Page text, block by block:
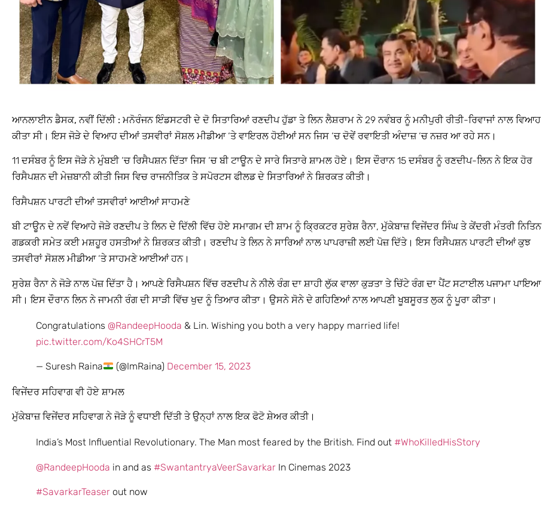
ਆਨਲਾਈਨ ਡੈਸਕ, ਨਵੀਂ ਦਿੱਲੀ : ਮਨੋਰੰਜਨ ਇੰਡਸਟਰੀ ਦੇ ਦੋ ਸਿਤਾਰਿਆਂ ਰਣਦੀਪ ਹੁੱਡਾ ਤੇ ਲਿਨ ਲੈਸ਼ਰਾਮ ਨੇ 29 ਨਵੰਬਰ ਨੂੰ ਮਨੀਪੁਰੀ ਰੀਤੀ-ਰਿਵਾਜਾਂ ਨਾਲ ਵਿਆਹ
ਕੀਤਾ ਸੀ। ਇਸ ਜੋੜੇ ਦੇ ਵਿਆਹ ਦੀਆਂ ਤਸਵੀਰਾਂ ਸੋਸ਼ਲ ਮੀਡੀਆ ‘ਤੇ ਵਾਇਰਲ ਹੋਈਆਂ ਸਨ ਜਿਸ ‘ਚ ਦੋਵੇਂ ਰਵਾਇਤੀ ਅੰਦਾਜ਼ ‘ਚ ਨਜ਼ਰ ਆ ਰਹੇ ਸਨ।
11 ਦਸੰਬਰ ਨੂੰ ਇਸ ਜੋੜੇ ਨੇ ਮੁੰਬਈ ‘ਚ ਰਿਸੈਪਸ਼ਨ ਦਿੱਤਾ ਜਿਸ ‘ਚ ਬੀ ਟਾਊਨ ਦੇ ਸਾਰੇ ਸਿਤਾਰੇ ਸ਼ਾਮਲ ਹੋਏ। ਇਸ ਦੌਰਾਨ 15 ਦਸੰਬਰ ਨੂੰ ਰਣਦੀਪ-ਲਿਨ ਨੇ ਇਕ ਹੋਰ
ਰਿਸੈਪਸ਼ਨ ਦੀ ਮੇਜ਼ਬਾਨੀ ਕੀਤੀ ਜਿਸ ਵਿਚ ਰਾਜਨੀਤਿਕ ਤੇ ਸਪੋਰਟਸ ਫੀਲਡ ਦੇ ਸਿਤਾਰਿਆਂ ਨੇ ਸ਼ਿਰਕਤ ਕੀਤੀ।
ਰਿਸੈਪਸ਼ਨ ਪਾਰਟੀ ਦੀਆਂ ਤਸਵੀਰਾਂ ਆਈਆਂ ਸਾਹਮਣੇ
ਬੀ ਟਾਊਨ ਦੇ ਨਵੇਂ ਵਿਆਹੇ ਜੋੜੇ ਰਣਦੀਪ ਤੇ ਲਿਨ ਦੇ ਦਿੱਲੀ ਵਿੱਚ ਹੋਏ ਸਮਾਗਮ ਦੀ ਸ਼ਾਮ ਨੂੰ ਕ੍ਰਿਕਟਰ ਸੁਰੇਸ਼ ਰੈਨਾ, ਮੁੱਕੇਬਾਜ਼ ਵਿਜੇਂਦਰ ਸਿੰਘ ਤੇ ਕੇਂਦਰੀ ਮੰਤਰੀ ਨਿਤਿਨ
ਗਡਕਰੀ ਸਮੇਤ ਕਈ ਮਸ਼ਹੂਰ ਹਸਤੀਆਂ ਨੇ ਸ਼ਿਰਕਤ ਕੀਤੀ। ਰਣਦੀਪ ਤੇ ਲਿਨ ਨੇ ਸਾਰਿਆਂ ਨਾਲ ਪਾਪਰਾਜ਼ੀ ਲਈ ਪੋਜ਼ ਦਿੱਤੇ। ਇਸ ਰਿਸੈਪਸ਼ਨ ਪਾਰਟੀ ਦੀਆਂ ਕੁਝ
ਤਸਵੀਰਾਂ ਸੋਸ਼ਲ ਮੀਡੀਆ ‘ਤੇ ਸਾਹਮਣੇ ਆਈਆਂ ਹਨ।
ਸੁਰੇਸ਼ ਰੈਨਾ ਨੇ ਜੋੜੇ ਨਾਲ ਪੋਜ਼ ਦਿੱਤਾ ਹੈ। ਆਪਣੇ ਰਿਸੈਪਸ਼ਨ ਵਿੱਚ ਰਣਦੀਪ ਨੇ ਨੀਲੇ ਰੰਗ ਦਾ ਸ਼ਾਹੀ ਲੁੱਕ ਵਾਲਾ ਕੁੜਤਾ ਤੇ ਚਿੱਟੇ ਰੰਗ ਦਾ ਪੈਂਟ ਸਟਾਈਲ ਪਜਾਮਾ ਪਾਇਆ
ਸੀ। ਇਸ ਦੌਰਾਨ ਲਿਨ ਨੇ ਜਾਮਨੀ ਰੰਗ ਦੀ ਸਾੜੀ ਵਿੱਚ ਖੁਦ ਨੂੰ ਤਿਆਰ ਕੀਤਾ। ਉਸਨੇ ਸੋਨੇ ਦੇ ਗਹਿਣਿਆਂ ਨਾਲ ਆਪਣੀ ਖੂਬਸੂਰਤ ਲੁਕ ਨੂੰ ਪੂਰਾ ਕੀਤਾ।
Congratulations @RandeepHooda & Lin. Wishing you both a very happy married life!
pic.twitter.com/Ko4SHCrT5M
— Suresh Raina (@ImRaina) December 15, 2023
ਵਿਜੇਂਦਰ ਸਹਿਵਾਗ ਵੀ ਹੋਏ ਸ਼ਾਮਲ
ਮੁੱਕੇਬਾਜ਼ ਵਿਜੇਂਦਰ ਸਹਿਵਾਗ ਨੇ ਜੋੜੇ ਨੂੰ ਵਧਾਈ ਦਿੱਤੀ ਤੇ ਉਨ੍ਹਾਂ ਨਾਲ ਇਕ ਫੋਟੋ ਸ਼ੇਅਰ ਕੀਤੀ।
India’s Most Influential Revolutionary. The Man most feared by the British. Find out #WhoKilledHisStory
@RandeepHooda in and as #SwantantryaVeerSavarkar In Cinemas 2023
#SavarkarTeaser out now